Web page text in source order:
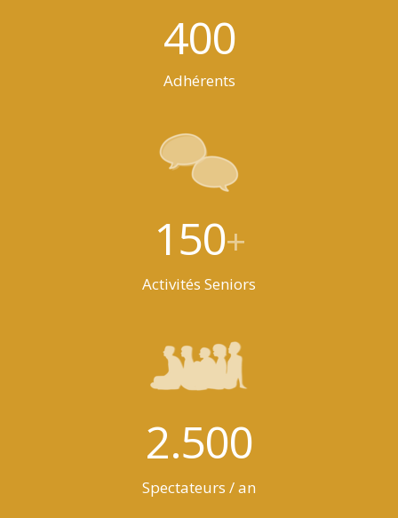
400
Adhérents
150+
Activités Seniors
2.500
Spectateurs / an